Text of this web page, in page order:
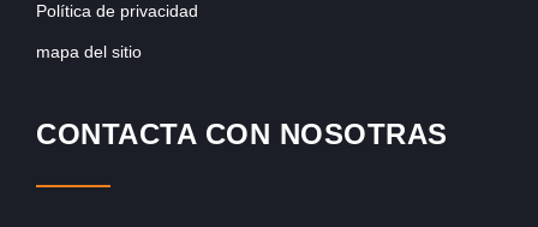
Política de privacidad
mapa del sitio
CONTACTA CON NOSOTRAS